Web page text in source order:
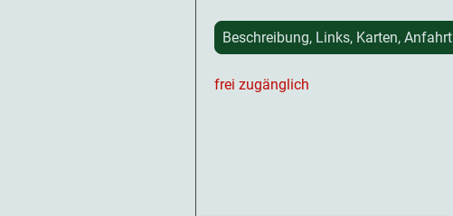
Beschreibung, Links, Karten, Anfahrt
frei zugänglich